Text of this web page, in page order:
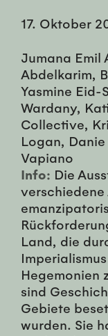
17. Oktober
Jumana Emil
Abdelkarim,
Yasmine
Wardany,
Collective,
Logan, Danie
Vapiano
Info: Die
Land, die
Hegemonien
sind
Gebiete
wurden. Sie